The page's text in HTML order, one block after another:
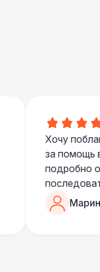
Хочу
за помощь
подробно
Романом,
«Рука с